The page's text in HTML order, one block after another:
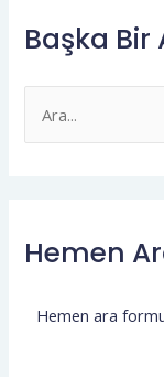
Başka Bir
e
c
Hemen
Hemen ara